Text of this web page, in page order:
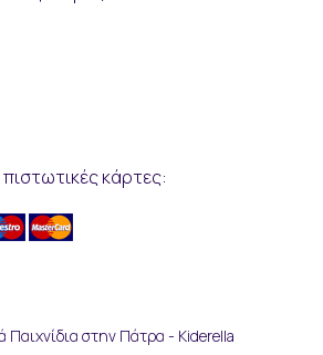
κάρτες:
στην Πάτρα - Kiderella